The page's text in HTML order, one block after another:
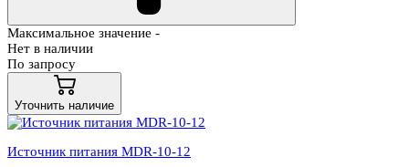
Максимальное значение -
Нет в наличии
По запросу
Уточнить наличие
Источник питания MDR-10-12